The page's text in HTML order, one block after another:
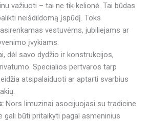
važiuoti – tai ne tik kelionė. Tai būdas
neišdildomą įspūdį. Toks
vestuvėms, jubiliejams ar
įvykiams.
dėl savo dydžio ir konstrukcijos,
Specialios pertvaros tarp
atsipalaiduoti ar aptarti svarbius
Nors limuzinai asocijuojasi su tradicine
gali būti pritaikyti pagal asmeninius